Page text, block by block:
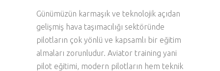
Günümüzün karmaşık ve teknolojik açıdan
gelişmiş hava taşımacılığı sektöründe
pilotların çok yönlü ve kapsamlı bir eğitim
almaları zorunludur. Aviator training yani
pilot eğitimi, modern pilotların hem teknik